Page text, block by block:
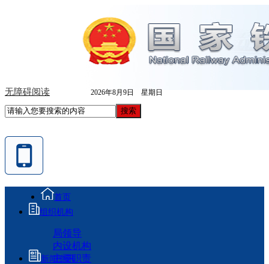
无障碍阅读 2026年8月9日 星期日
首页
组织机构
局领导
内设机构
主要职责
新闻资讯